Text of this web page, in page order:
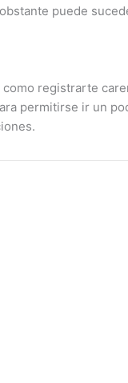
puede
registrarte
permitirse ir un